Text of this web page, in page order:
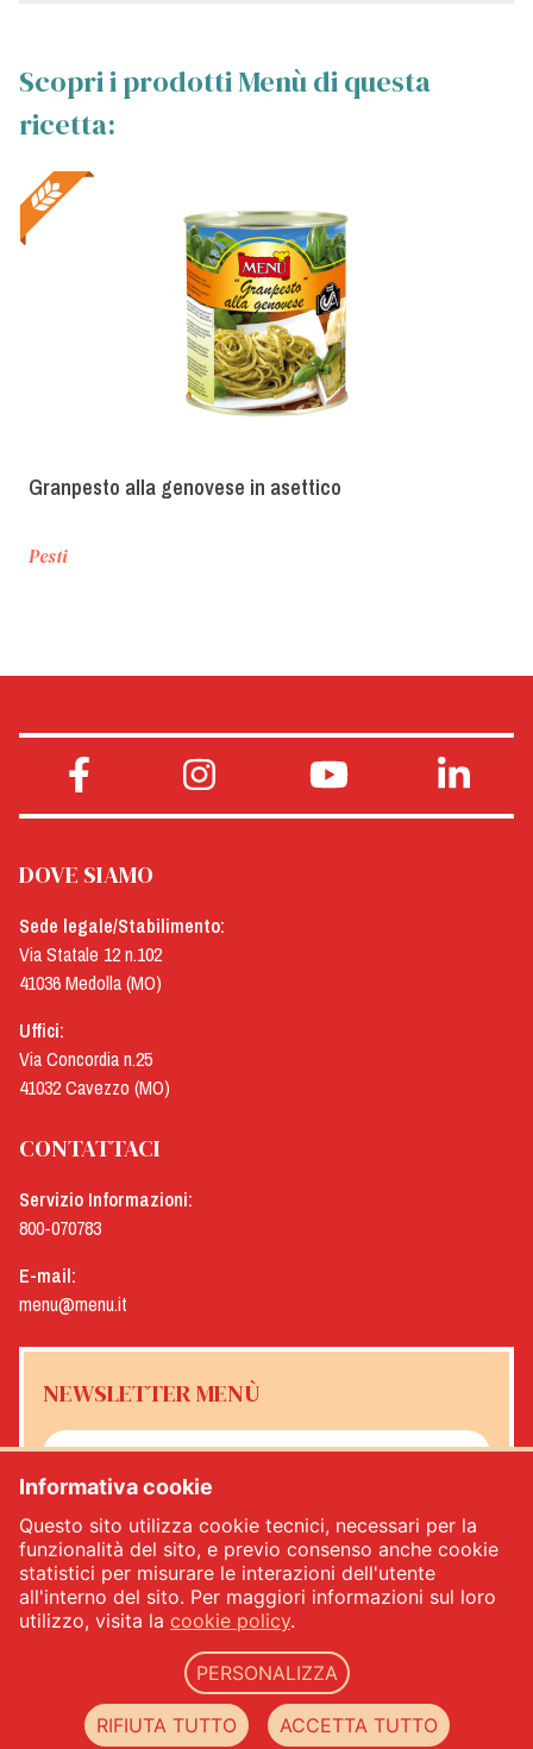
Scopri i prodotti Menù di questa
ricetta:
Granpesto alla genovese in asettico
Pesti
DOVE SIAMO
Sede legale/Stabilimento:
Via Statale 12 n.102
41036 Medolla (MO)
Uffici:
Via Concordia n.25
41032 Cavezzo (MO)
CONTATTACI
Servizio Informazioni:
800-070783
E-mail:
menu@menu.it
NEWSLETTER MENÙ
ISCRIVITI
Menù srl - Dal 1932 Produttori Specialità Alimentari - PIVA: IT00333120368 - REA
00333120368 - Capitale sociale 1.000.000,00 - privacy-cookie policy- web agency
Datacode
Informativa cookie
Questo sito utilizza cookie tecnici, necessari per la
funzionalità del sito, e previo consenso anche cookie
statistici per misurare le interazioni dell'utente
all'interno del sito. Per maggiori informazioni sul loro
utilizzo, visita la cookie policy.
PERSONALIZZA
RIFIUTA TUTTO ACCETTA TUTTO